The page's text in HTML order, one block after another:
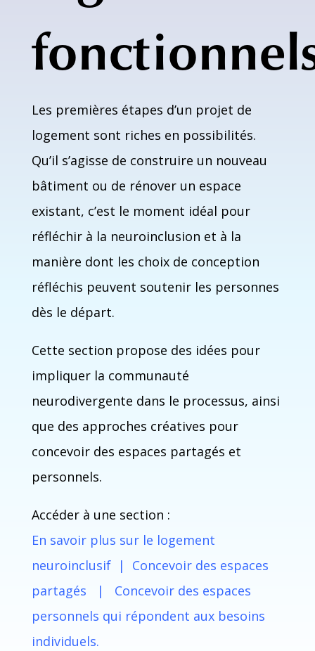
Les premières étapes d’un projet de
logement sont riches en possibilités.
Qu’il s’agisse de construire un nouveau
bâtiment ou de rénover un espace
existant, c’est le moment idéal pour
réfléchir à la neuroinclusion et à la
manière dont les choix de conception
réfléchis peuvent soutenir les personnes
dès le départ.
Cette section propose des idées pour
impliquer la communauté
neurodivergente dans le processus, ainsi
que des approches créatives pour
concevoir des espaces partagés et
personnels.
Accéder à une section :
En savoir plus sur le logement
neuroinclusif| Concevoir des espaces
partagés | Concevoir des espaces
personnels qui répondent aux besoins
individuels.